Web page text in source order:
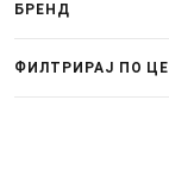
БРЕНД
ФИЛТРИРАЈ ПО